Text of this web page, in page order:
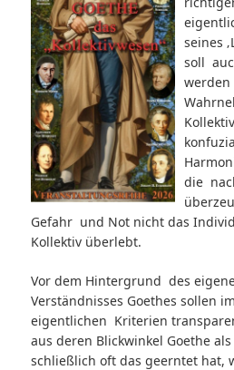
seines
soll
die
Gefahr und Not nicht das
Kollektiv überlebt.
Vor dem Hintergrund des
Verständnisses Goethes sollen
eigentlichen Kriterien
aus deren Blickwinkel Goethe
schließlich oft das geerntet hat,